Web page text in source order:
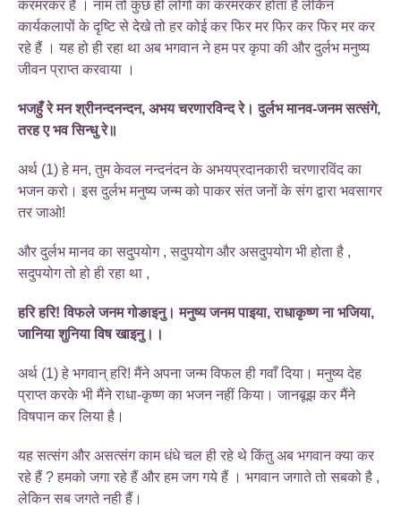
करमरकर है । नाम तो कुछ ही लोगों का करमरकर होता है लेकिन
कार्यकलापों के दृष्टि से देखे तो हर कोई कर फिर मर फिर कर फिर मर कर
रहे हैं । यह हो ही रहा था अब भगवान ने हम पर कृपा की और दुर्लभ मनुष्य
जीवन प्राप्त करवाया ।
भजहुँ रे मन श्रीनन्दनन्दन, अभय चरणारविन्द रे। दुर्लभ मानव-जनम सत्संगे,
तरह ए भव सिन्धु रे॥
अर्थ (1) हे मन, तुम केवल नन्दनंदन के अभयप्रदानकारी चरणारविंद का
भजन करो। इस दुर्लभ मनुष्य जन्म को पाकर संत जनों के संग द्वारा भवसागर
तर जाओ!
और दुर्लभ मानव का सदुपयोग , सदुपयोग और असदुपयोग भी होता है ,
सदुपयोग तो हो ही रहा था ,
हरि हरि! विफले जनम गोङाइनु। मनुष्य जनम पाइया, राधाकृष्ण ना भजिया,
जानिया शुनिया विष खाइनु।।
अर्थ (1) हे भगवान्‌ हरि! मैंने अपना जन्म विफल ही गवाँ दिया। मनुष्य देह
प्राप्त करके भी मैंने राधा-कृष्ण का भजन नहीं किया। जानबूझ कर मैंने
विषपान कर लिया है।
यह सत्संग और असत्संग काम धंधे चल ही रहे थे किंतु अब भगवान क्या कर
रहे हैं ? हमको जगा रहे हैं और हम जग गये हैं । भगवान जगाते तो सबको है ,
लेकिन सब जगते नही हैं।